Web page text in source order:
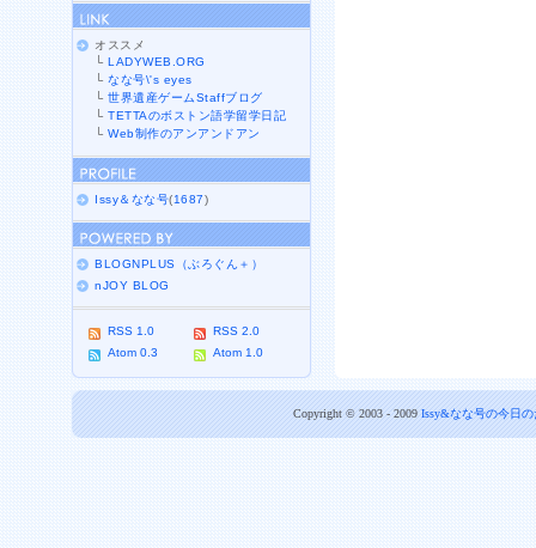
オススメ
└LADYWEB.ORG
└なな号\'s eyes
└世界遺産ゲームStaffブログ
└TETTAのボストン語学留学日記
└Web制作のアンアンドアン
Issy＆なな号(1687)
BLOGNPLUS（ぶろぐん＋）
nJOY BLOG
RSS 1.0
RSS 2.0
Atom 0.3
Atom 1.0
Copyright © 2003 - 2009 Issy&なな号の今日